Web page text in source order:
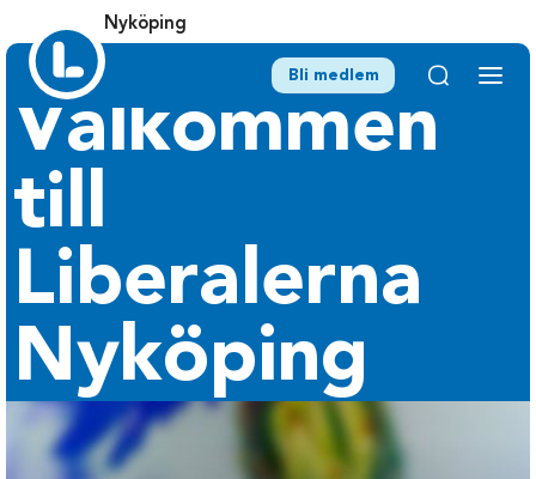
Nyköping
Bli medlem
Välkommen
till
Liberalerna
Nyköping